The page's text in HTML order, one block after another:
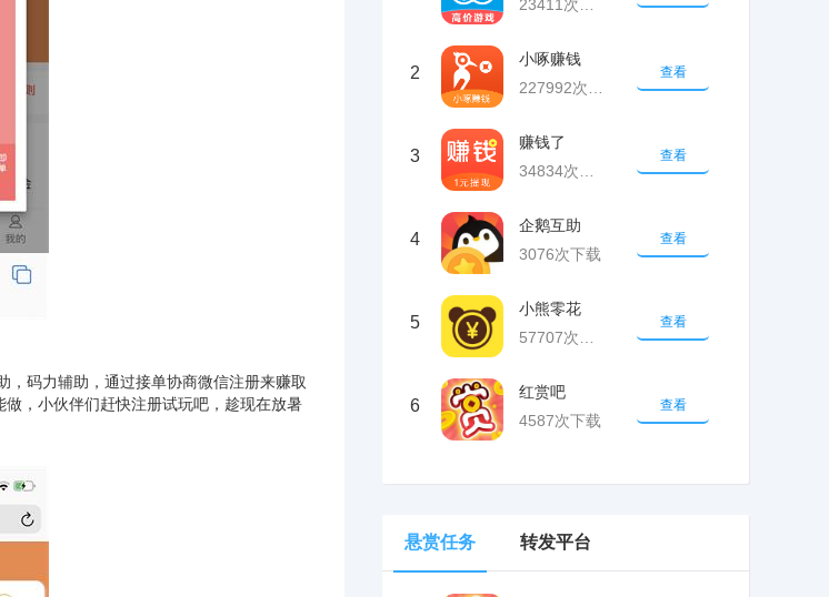
码力辅助，通过接单协商微信注册来赚取
，小伙伴们赶快注册试玩吧，趁现在放暑
2
小啄赚钱
查看
3
赚钱了
查看
4
企鹅互助
3076次下载
查看
5
小熊零花
查看
6
红赏吧
4587次下载
查看
悬赏任务 转发平台